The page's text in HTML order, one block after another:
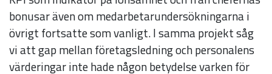
bonusar även om medarbetarundersökningarna i
övrigt fortsatte som vanligt. I samma projekt såg
vi att gap mellan företagsledning och personalens
värderingar inte hade någon betydelse varken för
går inte att
välja bort. De
behövs för
att hemsidan